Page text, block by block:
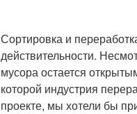
Сортировка и
действительности.
мусора остается
которой индустрия
проекте, мы хотели бы